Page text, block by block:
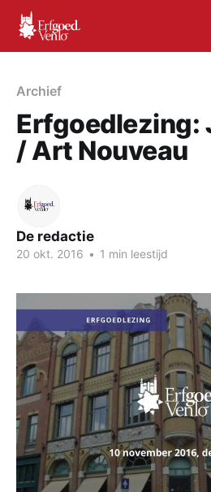
Archief
Erfgoedlezing:
/ Art Nouveau
De redactie
20 okt. 2016 • 1 min leestijd